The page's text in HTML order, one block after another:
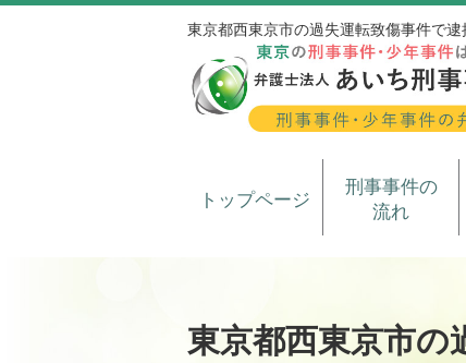
東京都西東京市の過失運転致傷事件で
トップページ
刑事事件の
流れ
東京都西東京市